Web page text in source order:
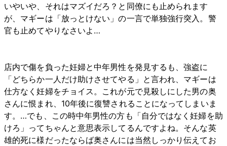
いやいや、それはマズイだろ？と同僚にも止められます
が、マギーは「放っとけない」の一言で単独強行突入。警
官も止めてやりなさいよ…
店内で傷を負った妊婦と中年男性を発見するも、強盗に
「どちらか一人だけ助けさせてやる」と言われ、マギーは
仕方なく妊婦をチョイス。これが元で見殺しにした男の奥
さんに恨まれ、10年後に復讐されることになってしまいま
す。…でも、この時中年男性の方も「自分ではなく妊婦を助
けろ」ってちゃんと意思表示してるんですよね。そんな英
雄的死に様だったならば奥さんには当然しっかり伝えてお